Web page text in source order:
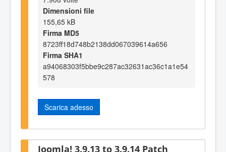
Dimensioni file
155,65 kB
Firma MD5
8723ff18d748b2138dd067039614a656
Firma SHA1
a94068303f5bbe9c287ac32631ac36c1a1e54
578
Scarica adesso
Joomla! 3.9.13 to 3.9.14 Patch